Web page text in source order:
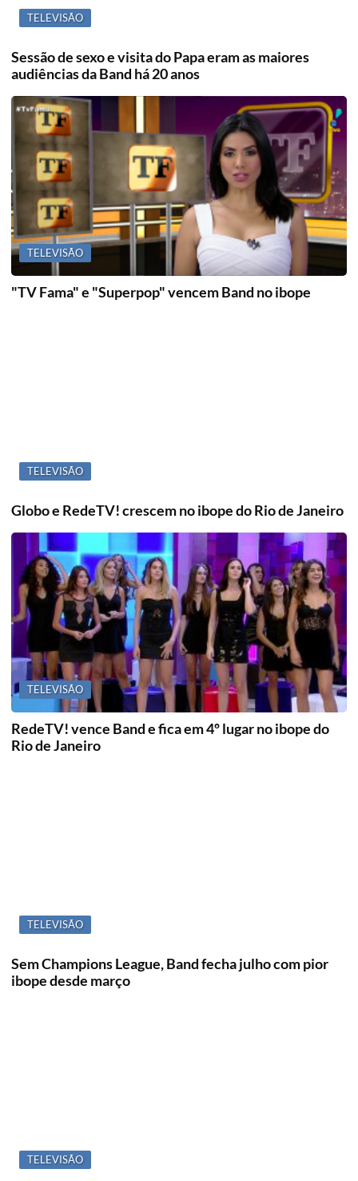
TELEVISÃO
Sessão de sexo e visita do Papa eram as maiores
audiências da Band há 20 anos
TELEVISÃO
"TV Fama" e "Superpop" vencem Band no ibope
TELEVISÃO
Globo e RedeTV! crescem no ibope do Rio de Janeiro
TELEVISÃO
RedeTV! vence Band e fica em 4º lugar no ibope do
Rio de Janeiro
TELEVISÃO
Sem Champions League, Band fecha julho com pior
ibope desde março
TELEVISÃO